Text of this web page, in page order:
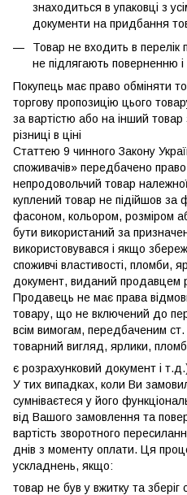
знаходиться в упаковці з
документи на придбання
Товар не входить в перелік
не підлягають поверненню і
Покупець має право обміняти
торгову пропозицію цього
за вартістю або на інший
різниці в ціні
Статтею 9 чинного Закону
споживачів» передбачено
непродовольчий товар
куплений товар не підійшов
фасоном, кольором, розміром
бути використаний за
використовувався і якщо
споживчі властивості, пломби,
документ, виданий продавцем
Продавець не має права
товару, що не включений до
всім вимогам, передбаченим
товарний вигляд, ярлики,
є розрахунковий документ і
У тих випадках, коли Ви
сумніваєтеся у його
від Вашого замовлення та
вартість зворотного
днів з моменту оплати. Ця
ускладнень, якщо:
товар не був у вжитку та